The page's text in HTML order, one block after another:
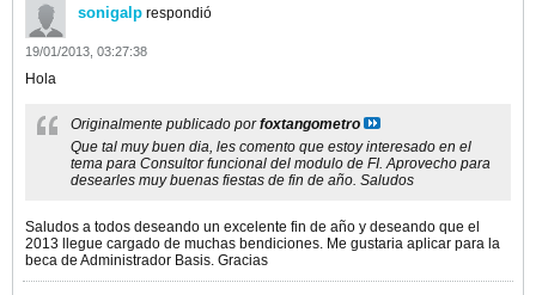
sonigalp respondió
19/01/2013, 03:27:38
Hola
Originalmente publicado porfoxtangometro
Que tal muy buen dia, les comento que estoy interesado en el
tema para Consultor funcional del modulo de FI. Aprovecho para
desearles muy buenas fiestas de fin de año. Saludos
Saludos a todos deseando un excelente fin de año y deseando que el
2013 llegue cargado de muchas bendiciones. Me gustaria aplicar para la
beca de Administrador Basis. Gracias